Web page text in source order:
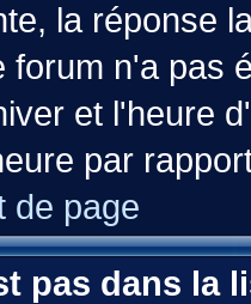
la réponse
forum n'a pas
et l'heure
par
de page
pas dans la